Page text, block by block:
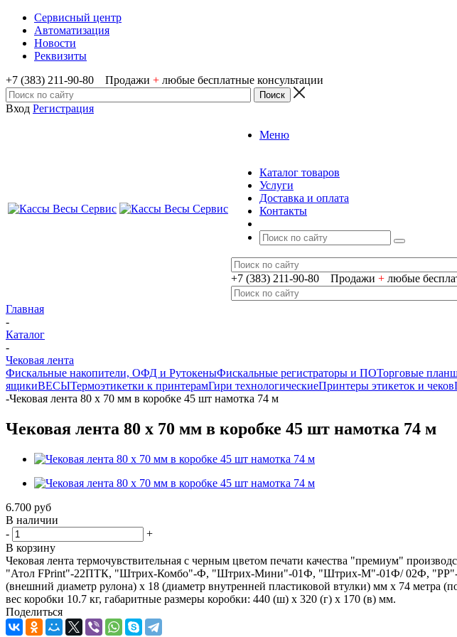
Сервисный центр
Автоматизация
Новости
Реквизиты
+7 (383) 211-90-80 Продажи + любые бесплатные консультации
Вход Регистрация
Меню
Каталог товаров
Услуги
Доставка и оплата
Контакты
+7 (383) 211-90-80 Продажи + любые
Главная
-
Каталог
-
Чековая лента
Фискальные накопители, ОФД и РутокеныФискальные регистраторы и ПОТорговые
ящикиВЕСЫТермоэтикетки к принтерамГири технологическиеПринтеры этикеток и чеков
-Чековая лента 80 х 70 мм в коробке 45 шт намотка 74 м
Чековая лента 80 х 70 мм в коробке 45 шт намотка 74 м
6.700 руб
В наличии
-
+
В корзину
Чековая лента термочувствительная с черным цветом печати качества "премиум"
"Атол FPrint"-22ПТК, "Штрих-Комбо"-Ф, "Штрих-Мини"-01Ф, "Штрих-М"-01Ф/ 02Ф, "РР"-
(внешний диаметр рулона) х 18 (диаметр внутренней пластиковой втулки) мм х 74 метра
вес коробки 10.7 кг, габаритные размеры коробки: 440 (ш) х 320 (г) х 170 (в) мм.
Поделиться